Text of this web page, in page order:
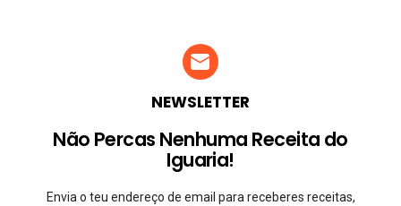
NEWSLETTER
Não Percas Nenhuma Receita do
Iguaria!
Envia o teu endereço de email para receberes receitas,